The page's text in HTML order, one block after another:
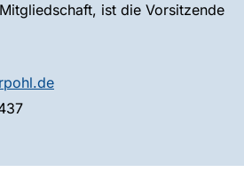
ist die Vorsitzende